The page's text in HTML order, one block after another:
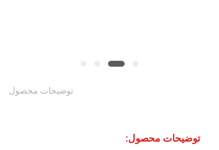
بگیرید
توضیحات محصول
توضیحات محصول: